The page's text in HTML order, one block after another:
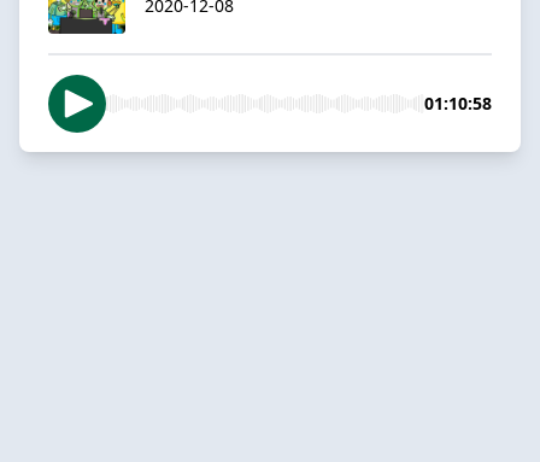
2020-12-08
01:10:58